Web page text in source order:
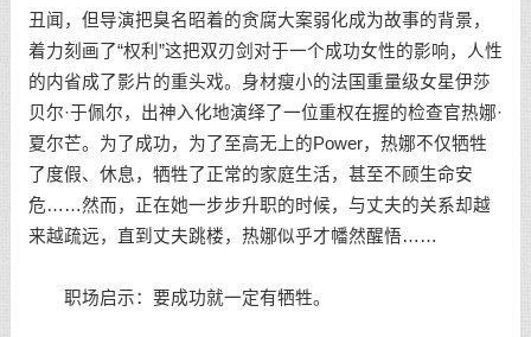
丑闻，但导演把臭名昭着的贪腐大案弱化成为故事的背景，
着力刻画了“权利”这把双刃剑对于一个成功女性的影响，人性
的内省成了影片的重头戏。身材瘦小的法国重量级女星伊莎
贝尔·于佩尔，出神入化地演绎了一位重权在握的检查官热娜·
夏尔芒。为了成功，为了至高无上的Power，热娜不仅牺牲
了度假、休息，牺牲了正常的家庭生活，甚至不顾生命安
危……然而，正在她一步步升职的时候，与丈夫的关系却越
来越疏远，直到丈夫跳楼，热娜似乎才幡然醒悟……
职场启示：要成功就一定有牺牲。